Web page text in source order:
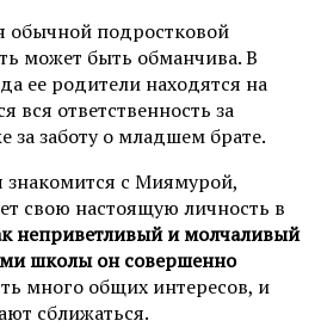
обычной подростковой
может быть обманчива. В
ее родители находятся на
вся ответственность за
за заботу о младшем брате.
знакомится с Миямурой,
свою настоящую личность в
неприветливый и молчаливый
школы он совершенно
много общих интересов, и
сближаться.